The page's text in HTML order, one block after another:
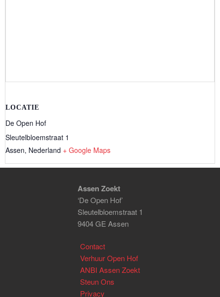
LOCATIE
De Open Hof
Sleutelbloemstraat 1
Assen, Nederland + Google Maps
Assen Zoekt
‘De Open Hof’
Sleutelbloemstraat 1
9404 GE Assen
Contact
Verhuur Open Hof
ANBI Assen Zoekt
Steun Ons
Privacy